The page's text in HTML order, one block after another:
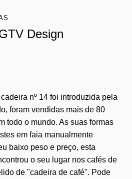
Design
nº 14 foi introduzida pela
foram vendidas mais de 80
todo o mundo. As suas formas
em faia manualmente
baixo peso e preço, esta
o seu lugar nos cafés de
de "cadeira de café". Pode